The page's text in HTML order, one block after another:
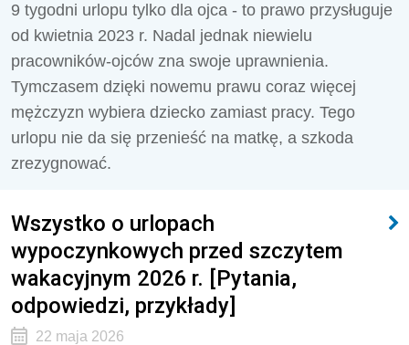
9 tygodni urlopu tylko dla ojca - to prawo przysługuje
od kwietnia 2023 r. Nadal jednak niewielu
pracowników-ojców zna swoje uprawnienia.
Tymczasem dzięki nowemu prawu coraz więcej
mężczyzn wybiera dziecko zamiast pracy. Tego
urlopu nie da się przenieść na matkę, a szkoda
zrezygnować.
Wszystko o urlopach
wypoczynkowych przed szczytem
wakacyjnym 2026 r. [Pytania,
odpowiedzi, przykłady]
22 maja 2026